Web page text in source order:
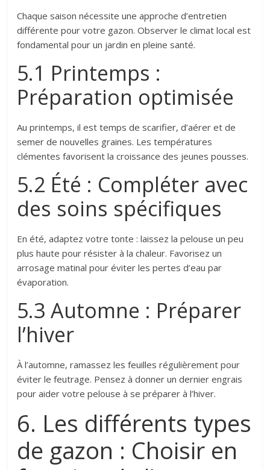
Chaque saison nécessite une approche d’entretien
différente pour votre gazon. Observer le climat local est
fondamental pour un jardin en pleine santé.
5.1 Printemps :
Préparation optimisée
Au printemps, il est temps de scarifier, d’aérer et de
semer de nouvelles graines. Les températures
clémentes favorisent la croissance des jeunes pousses.
5.2 Été : Compléter avec
des soins spécifiques
En été, adaptez votre tonte : laissez la pelouse un peu
plus haute pour résister à la chaleur. Favorisez un
arrosage matinal pour éviter les pertes d’eau par
évaporation.
5.3 Automne : Préparer
l’hiver
À l’automne, ramassez les feuilles régulièrement pour
éviter le feutrage. Pensez à donner un dernier engrais
pour aider votre pelouse à se préparer à l’hiver.
6. Les différents types
de gazon : Choisir en